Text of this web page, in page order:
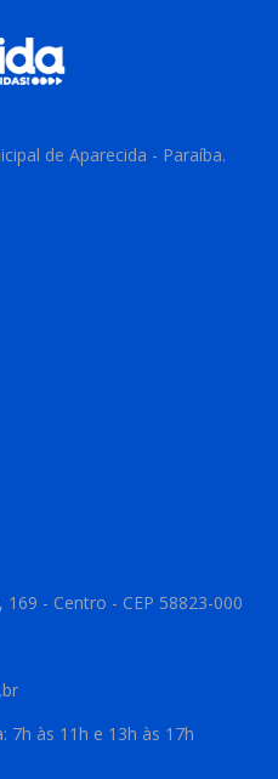
de Aparecida - Paraíba.
- Centro - CEP 58823-000
7h às 11h e 13h às 17h